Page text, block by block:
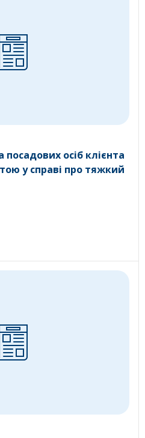
посадових осіб клієнта
у справі про тяжкий